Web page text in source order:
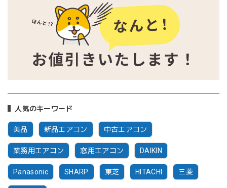
人気のキーワード
美品 新品エアコン 中古エアコン
業務用エアコン 窓用エアコン DAIKIN
Panasonic SHARP 東芝 HITACHI 三菱